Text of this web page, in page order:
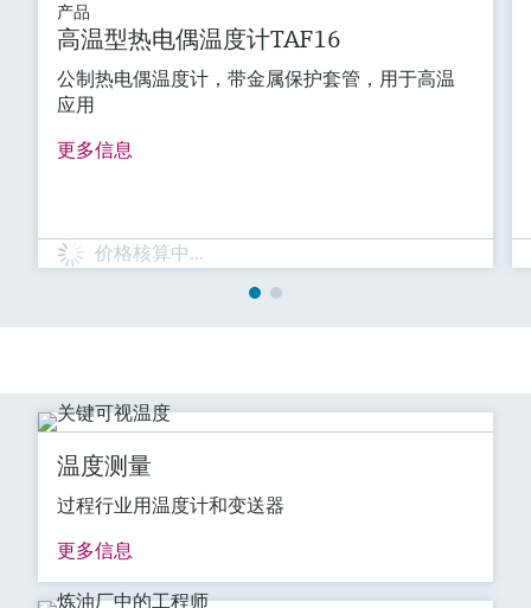
产品
高温型热电偶温度计TAF16
公制热电偶温度计，带金属保护套管，用于高温
应用
更多信息
价格核算中…
温度测量
过程行业用温度计和变送器
更多信息